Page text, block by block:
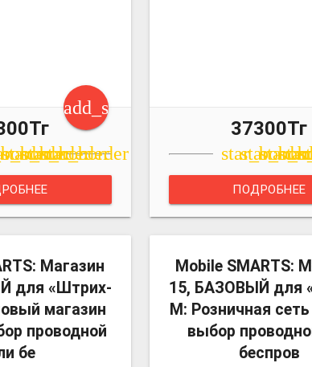
add_shopping_cart
star_border
star_border
star_border
37300Тг
star_border
ПОДРОБНЕЕ
more_vert
Магазин
для «Штрих-
магазин
проводной
бе
Mobile SMARTS:
15, БАЗОВЫЙ для
М: Розничная сеть
выбор
беспров